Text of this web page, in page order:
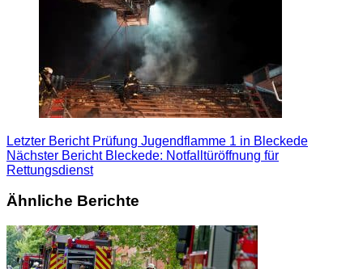
Letzter BerichtPrüfung Jugendflamme 1 in Bleckede
Nächster BerichtBleckede: Notfalltüröffnung für
Rettungsdienst
Ähnliche Berichte